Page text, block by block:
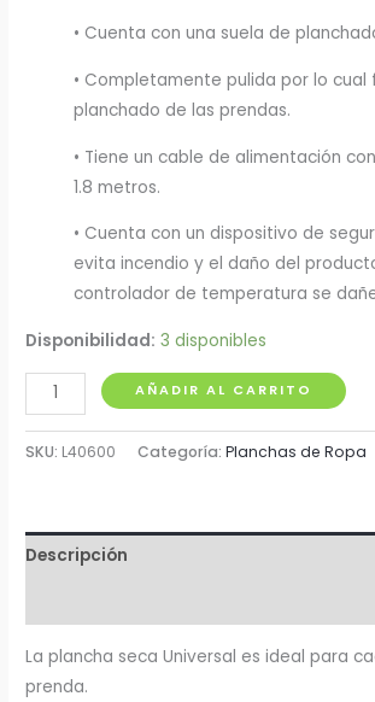
• Cuenta con una suela de
• Completamente pulida por lo cual
planchado de las prendas.
• Tiene un cable de alimentación
1.8 metros.
• Cuenta con un dispositivo de
evita incendio y el daño del
controlador de temperatura se
Disponibilidad: 3 disponibles
Plancha
Seca
Universal
AÑADIR AL CARRITO
SKU: L40600 Categoría:Planchas de Ropa
Descripción
La plancha seca Universal es ideal para
prenda.